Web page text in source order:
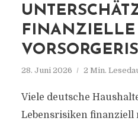
0351-
Der aktuelle Klatsch
FINANZIELLE
28. Juni 2026 2 Min.
Viele deutsche
Lebensrisiken finanziell